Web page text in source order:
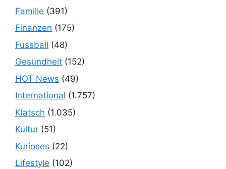
Familie (391)
Finanzen (175)
Fussball (48)
Gesundheit (152)
HOT News (49)
International (1.757)
Klatsch (1.035)
Kultur (51)
Kurioses (22)
Lifestyle (102)